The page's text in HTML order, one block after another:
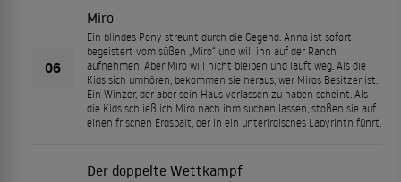
06
Miro
Ein blindes Pony streunt durch die Gegend. Anna ist sofort
begeistert vom süßen „Miro“ und will ihn auf der Ranch
aufnehmen. Aber Miro will nicht bleiben und läuft weg. Als die
Kids sich umhören, bekommen sie heraus, wer Miros Besitzer ist:
Ein Winzer, der aber sein Haus verlassen zu haben scheint. Als
die Kids schließlich Miro nach ihm suchen lassen, stoßen sie auf
einen frischen Erdspalt, der in ein unterirdisches Labyrinth führt.
Der doppelte Wettkampf